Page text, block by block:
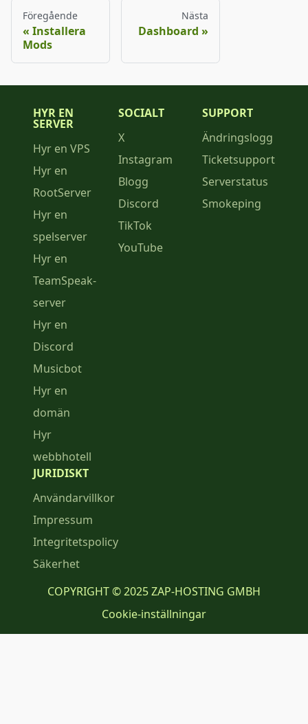
Föregående
Installera
Mods
Nästa
Dashboard
HYR EN
SERVER
Hyr en VPS
Hyr en
RootServer
Hyr en
spelserver
Hyr en
TeamSpeak-
server
Hyr en
Discord
Musicbot
Hyr en
domän
Hyr
webbhotell
SOCIALT
X
Instagram
Blogg
Discord
TikTok
YouTube
SUPPORT
Ändringslogg
Ticketsupport
Serverstatus
Smokeping
JURIDISKT
Användarvillkor
Impressum
Integritetspolicy
Säkerhet
COPYRIGHT © 2025 ZAP-HOSTING GMBH
Cookie-inställningar